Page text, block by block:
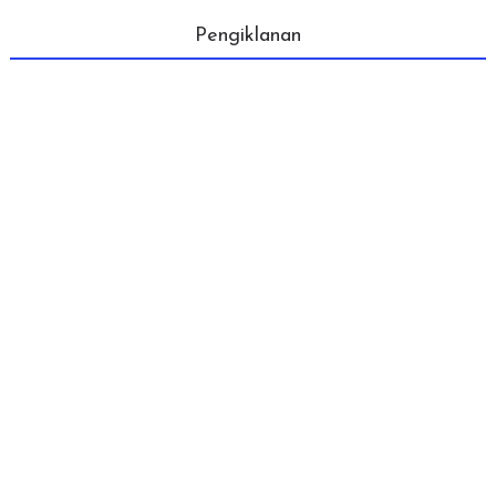
Pengiklanan